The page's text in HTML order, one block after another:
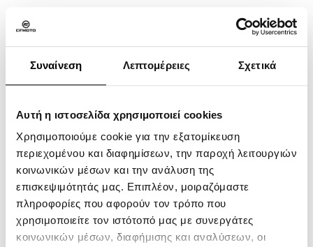
Συναίνεση Λεπτομέρειες Σχετικά
Αυτή η ιστοσελίδα χρησιμοποιεί cookies
Χρησιμοποιούμε cookie για την εξατομίκευση
περιεχομένου και διαφημίσεων, την παροχή λειτουργιών
κοινωνικών μέσων και την ανάλυση της
επισκεψιμότητάς μας. Επιπλέον, μοιραζόμαστε
πληροφορίες που αφορούν τον τρόπο που
χρησιμοποιείτε τον ιστότοπό μας με συνεργάτες
κοινωνικών μέσων, διαφήμισης και αναλύσεων, οι
Vehicle:
SXS
MOTORCYCLE
YOUTH SERIES
CFMOTO Ride App
Η Εταιρεία
Επικοινωνία